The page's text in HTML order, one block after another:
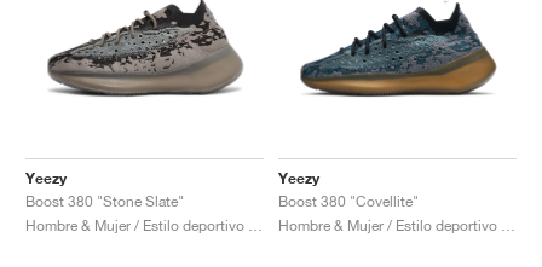
Yeezy
Boost 380 "Stone Slate"
Yeezy
Boost 380 "Covellite"